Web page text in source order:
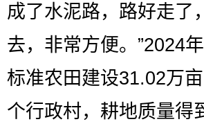
成了水泥路，路好走了
去，非常方便。”2024
标准农田建设31.02万
个行政村，耕地质量得